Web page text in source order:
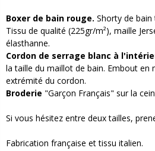
Boxer de bain rouge. Shorty de
Tissu de qualité (225gr/m²), maille
élasthanne.
Cordon de serrage blanc à
la taille du maillot de bain. Embout en
extrémité du cordon.
Broderie "Garçon Français" sur la
Si vous hésitez entre deux tailles,
Fabrication française et tissu italien.